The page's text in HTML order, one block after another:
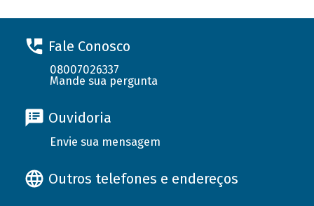
Fale Conosco
08007026337
Mande sua pergunta
Ouvidoria
Envie sua mensagem
Outros telefones e endereços